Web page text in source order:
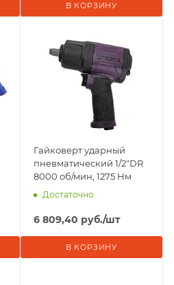
В КОРЗИНУ
Гайковерт ударный
пневматический 1/2"DR
8000 об/мин, 1275 Нм
Достаточно
6 809,40 руб./шт
В КОРЗИНУ